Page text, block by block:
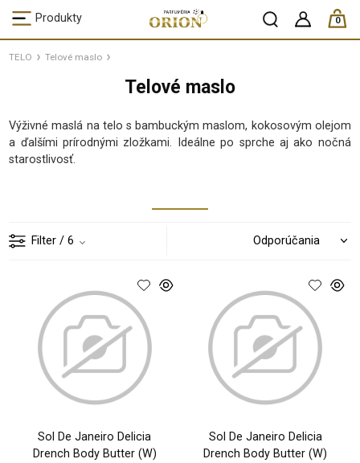
Produkty 0
ks /
TELO Telové maslo
Telové maslo
Výživné maslá na telo s bambuckým maslom, kokosovým olejom
a ďalšími prírodnými zložkami. Ideálne po sprche aj ako nočná
starostlivosť.
Filter / 6
Sol De Janeiro Delicia
Drench Body Butter (W)
Sol De Janeiro Delicia
Drench Body Butter (W)